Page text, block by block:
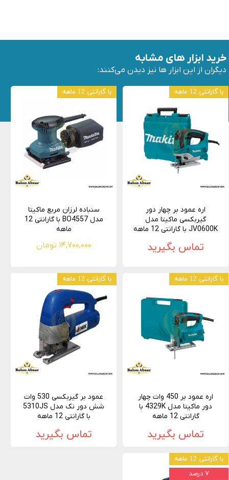
اره عمود بر چهار دور
گیربکسی ماکیتا مدل
JV0600K با گارانتی 12 ماهه
تماس بگیرید
با گارانتی 12 ماهه
سنباده لرزان مربع ماکیتا
مدل BO4557 با گارانتی 12
ماهه
۱۴,۷۰۰,۰۰۰ تومان
با گارانتی 12 ماهه
اره عمود بر 450 وات چهار
دور ماکیتا مدل 4329K با
گارانتی 12 ماهه
تماس بگیرید
با گارانتی 12 ماهه
عمود بر گیربکسی 530 وات
شش دور نک مدل 5310JS
با گارانتی 12 ماهه
تماس بگیرید
با گارانتی 12 ماهه
با گارانتی 12 ماهه
۷ درصد
خرید ابزار های مشابه
دیگران از این ابزار ها نیز دیدن می‌کنند: